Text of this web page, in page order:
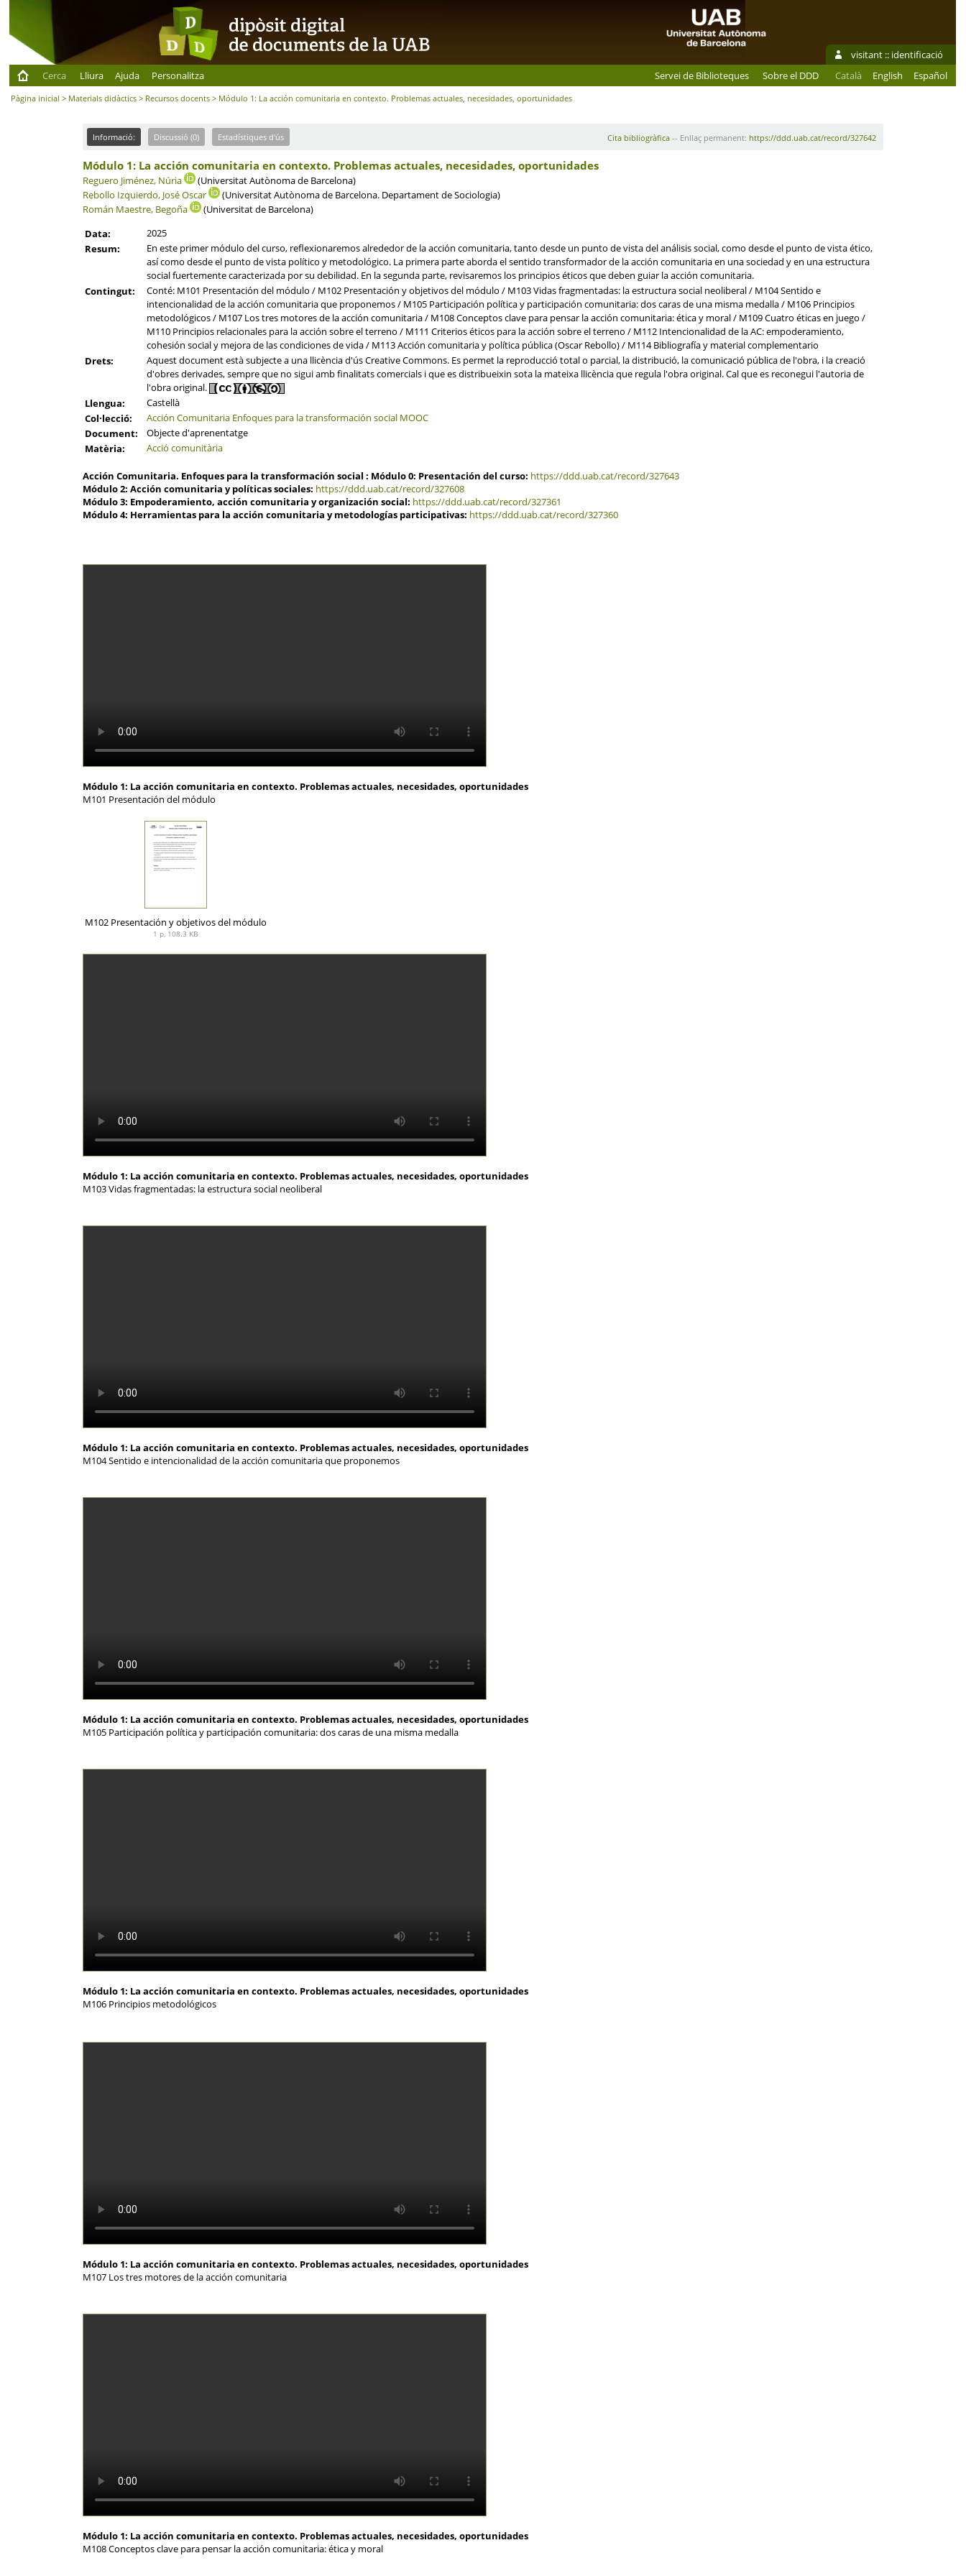
visitant :: identificació
Cerca
Lliura Ajuda Personalitza Servei de Biblioteques Sobre el DDD Català English Español
Pàgina inicial > Materials didàctics > Recursos docents > Módulo 1: La acción comunitaria en contexto. Problemas actuales, necesidades, oportunidades
Informació: Discussió (0) Estadístiques d'ús Cita bibliogràfica-- Enllaç permanent: https://ddd.uab.cat/record/327642
Módulo 1: La acción comunitaria en contexto. Problemas actuales, necesidades, oportunidades
Reguero Jiménez, Núria
(Universitat Autònoma de Barcelona)
Rebollo Izquierdo, José Oscar
(Universitat Autònoma de Barcelona. Departament de Sociologia)
Román Maestre, Begoña
(Universitat de Barcelona)
Data:
2025
Resum:
En este primer módulo del curso, reflexionaremos alrededor de la acción comunitaria, tanto desde un punto de vista del análisis social, como desde el punto de vista ético,
así como desde el punto de vista político y metodológico. La primera parte aborda el sentido transformador de la acción comunitaria en una sociedad y en una estructura
social fuertemente caracterizada por su debilidad. En la segunda parte, revisaremos los principios éticos que deben guiar la acción comunitaria.
Contingut:
Conté: M101 Presentación del módulo / M102 Presentación y objetivos del módulo / M103 Vidas fragmentadas: la estructura social neoliberal / M104 Sentido e
intencionalidad de la acción comunitaria que proponemos / M105 Participación política y participación comunitaria: dos caras de una misma medalla / M106 Principios
metodológicos / M107 Los tres motores de la acción comunitaria / M108 Conceptos clave para pensar la acción comunitaria: ética y moral / M109 Cuatro éticas en juego /
M110 Principios relacionales para la acción sobre el terreno / M111 Criterios éticos para la acción sobre el terreno / M112 Intencionalidad de la AC: empoderamiento,
cohesión social y mejora de las condiciones de vida / M113 Acción comunitaria y política pública (Oscar Rebollo) / M114 Bibliografía y material complementario
Drets:
Aquest document està subjecte a una llicència d'ús Creative Commons. Es permet la reproducció total o parcial, la distribució, la comunicació pública de l'obra, i la creació
d'obres derivades, sempre que no sigui amb finalitats comercials i que es distribueixin sota la mateixa llicència que regula l'obra original. Cal que es reconegui l'autoria de
l'obra original.
Llengua:
Castellà
Col·lecció:
Acción Comunitaria Enfoques para la transformación social MOOC
Document:
Objecte d'aprenentatge
Matèria:
Acció comunitària
Acción Comunitaria. Enfoques para la transformación social : Módulo 0: Presentación del curso: https://ddd.uab.cat/record/327643
Módulo 2: Acción comunitaria y políticas sociales: https://ddd.uab.cat/record/327608
Módulo 3: Empoderamiento, acción comunitaria y organización social: https://ddd.uab.cat/record/327361
Módulo 4: Herramientas para la acción comunitaria y metodologías participativas: https://ddd.uab.cat/record/327360
Módulo 1: La acción comunitaria en contexto. Problemas actuales, necesidades, oportunidades
M101 Presentación del módulo
M102 Presentación y objetivos del módulo
1 p, 108.3 KB
Módulo 1: La acción comunitaria en contexto. Problemas actuales, necesidades, oportunidades
M103 Vidas fragmentadas: la estructura social neoliberal
Módulo 1: La acción comunitaria en contexto. Problemas actuales, necesidades, oportunidades
M104 Sentido e intencionalidad de la acción comunitaria que proponemos
Módulo 1: La acción comunitaria en contexto. Problemas actuales, necesidades, oportunidades
M105 Participación política y participación comunitaria: dos caras de una misma medalla
Módulo 1: La acción comunitaria en contexto. Problemas actuales, necesidades, oportunidades
M106 Principios metodológicos
Módulo 1: La acción comunitaria en contexto. Problemas actuales, necesidades, oportunidades
M107 Los tres motores de la acción comunitaria
Módulo 1: La acción comunitaria en contexto. Problemas actuales, necesidades, oportunidades
M108 Conceptos clave para pensar la acción comunitaria: ética y moral